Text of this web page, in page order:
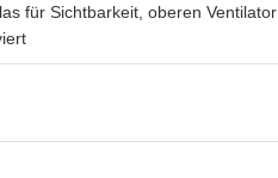
für Sichtbarkeit, oberen Ventilator